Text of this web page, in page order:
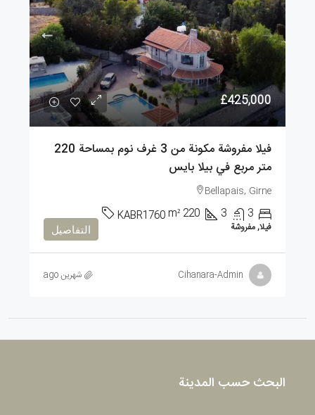
£425,000
فيلا مفروشة مكونة من 3 غرف نوم بمساحة 220
متر مربع في بيلا بايس
Bellapais, Girne
3
3
220
m²
KABR1760
فيلا, مفروشة التفاصيل
Cihanara-Admin شهرين ago
البحث حسب المدينة